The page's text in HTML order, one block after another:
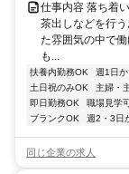
仕事内容 落ち着
茶出しなどを行
た雰囲気の中で
も...
扶養内勤務OK 週1日
土日祝のみOK
主婦・
即日勤務OK
職場見学可
ブランクOK
週2・3日
同じ企業の求人